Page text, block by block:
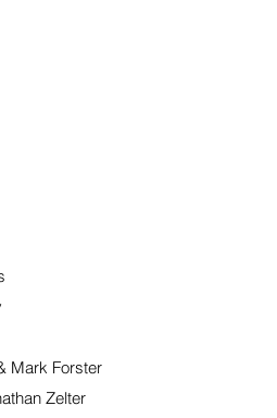
Mark Forster
Zelter